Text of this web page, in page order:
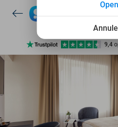
7 dagen per
10+
9,4
Ontdek
10+
Open